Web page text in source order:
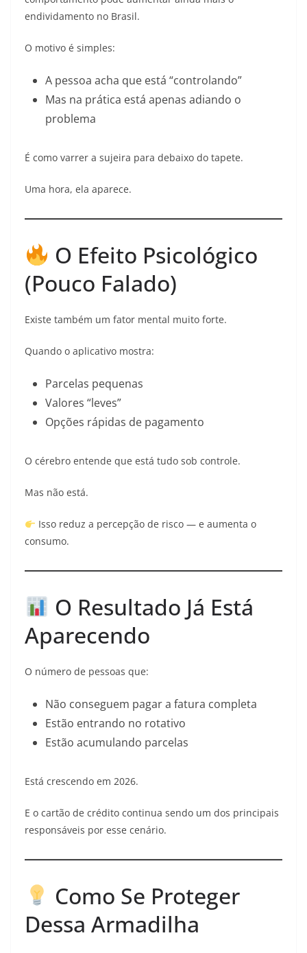
endividamento no Brasil.
O motivo é simples:
A pessoa acha que está “controlando”
Mas na prática está apenas adiando o
problema
É como varrer a sujeira para debaixo do tapete.
Uma hora, ela aparece.
O Efeito Psicológico
(Pouco Falado)
Existe também um fator mental muito forte.
Quando o aplicativo mostra:
Parcelas pequenas
Valores “leves”
Opções rápidas de pagamento
O cérebro entende que está tudo sob controle.
Mas não está.
Isso reduz a percepção de risco — e aumenta o
consumo.
O Resultado Já Está
Aparecendo
O número de pessoas que:
Não conseguem pagar a fatura completa
Estão entrando no rotativo
Estão acumulando parcelas
Está crescendo em 2026.
E o cartão de crédito continua sendo um dos principais
responsáveis por esse cenário.
Como Se Proteger
Dessa Armadilha